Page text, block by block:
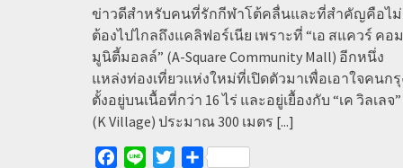
ข่าวดีสำหรับคนที่รักกีฬาโต้คลื่นและที่สำคัญคือไม่
ต้องไปไกลถึงแคลิฟอร์เนีย เพราะที่ “เอ สแควร์ คอม
มูนิตี้มอลล์” (A-Square Community Mall) อีกหนึ่ง
แหล่งท่องเที่ยวแห่งใหม่ที่เปิดตัวมาเพื่อเอาใจคนกรุ
ตั้งอยู่บนเนื้อที่กว่า 16 ไร่ และอยู่เยื้องกับ “เค วิลเลจ”
(K Village) ประมาณ 300 เมตร [...]
Facebook
Line TwitterShare